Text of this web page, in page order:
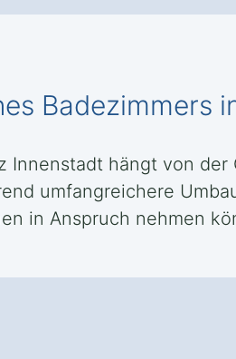
Badezimmers
Innenstadt hängt von
umfangreichere
in Anspruch nehmen